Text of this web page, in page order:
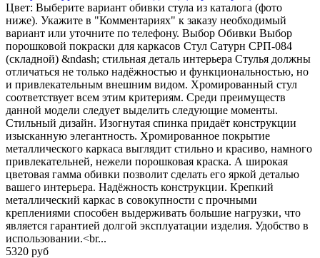
Цвет: Выберите вариант обивки стула из каталога (фото
ниже). Укажите в "Комментариях" к заказу необходимый
вариант или уточните по телефону. Выбор Обивки Выбор
порошковой покраски для каркасов Стул Сатурн СРП-084
(складной) &ndash; стильная деталь интерьера Стулья должны
отличаться не только надёжностью и функциональностью, но
и привлекательным внешним видом. Хромированный стул
соответствует всем этим критериям. Среди преимуществ
данной модели следует выделить следующие моменты.
Стильный дизайн. Изогнутая спинка придаёт конструкции
изысканную элегантность. Хромированное покрытие
металлического каркаса выглядит стильно и красиво, намного
привлекательней, нежели порошковая краска. А широкая
цветовая гамма обивки позволит сделать его яркой деталью
вашего интерьера. Надёжность конструкции. Крепкий
металлический каркас в совокупности с прочными
креплениями способен выдерживать большие нагрузки, что
является гарантией долгой эксплуатации изделия. Удобство в
использовании.<br...
5320 руб